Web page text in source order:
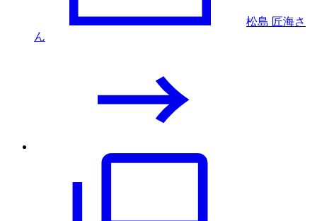
松島 匠海さ
ん